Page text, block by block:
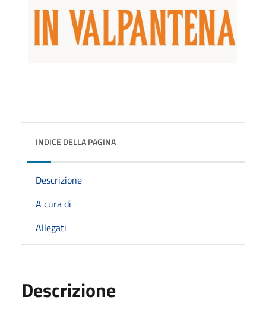
INDICE DELLA PAGINA
Descrizione
A cura di
Allegati
Descrizione